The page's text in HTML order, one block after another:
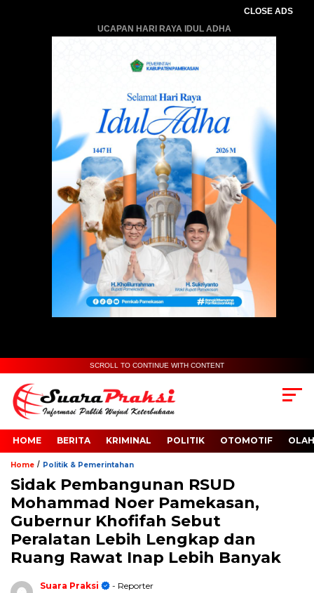
CLOSE ADS
UCAPAN HARI RAYA IDUL ADHA
SCROLL TO CONTINUE WITH CONTENT
HOME BERITA KRIMINAL POLITIK OTOMOTIF
Home / Politik & Pemerintahan
Sidak Pembangunan RSUD
Mohammad Noer Pamekasan,
Gubernur Khofifah Sebut
Peralatan Lebih Lengkap dan
Ruang Rawat Inap Lebih Banyak
Suara Praksi
- Reporter